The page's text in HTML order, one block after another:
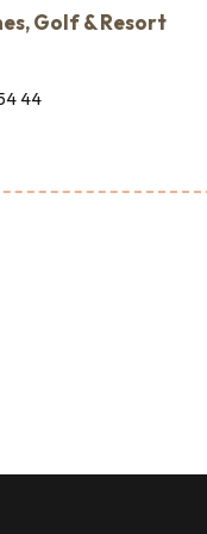
Golf & Resort
44